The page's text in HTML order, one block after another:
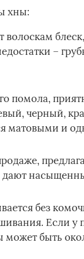
хны:
волоскам
–
помола,
черный,
матовыми и
без
Если у
быть